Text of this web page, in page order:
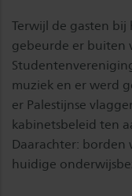
Terwijl de gasten
gebeurde er buiten
muziek en er werd
er Palestijnse
kabinetsbeleid ten
Daarachter:
huidige